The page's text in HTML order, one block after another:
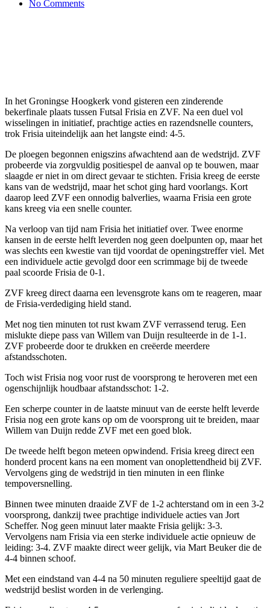
No Comments
In het Groningse Hoogkerk vond gisteren een zinderende
bekerfinale plaats tussen Futsal Frisia en ZVF. Na een duel vol
wisselingen in initiatief, prachtige acties en razendsnelle counters,
trok Frisia uiteindelijk aan het langste eind: 4-5.
De ploegen begonnen enigszins afwachtend aan de wedstrijd. ZVF
probeerde via zorgvuldig positiespel de aanval op te bouwen, maar
slaagde er niet in om direct gevaar te stichten. Frisia kreeg de eerste
kans van de wedstrijd, maar het schot ging hard voorlangs. Kort
daarop leed ZVF een onnodig balverlies, waarna Frisia een grote
kans kreeg via een snelle counter.
Na verloop van tijd nam Frisia het initiatief over. Twee enorme
kansen in de eerste helft leverden nog geen doelpunten op, maar het
was slechts een kwestie van tijd voordat de openingstreffer viel. Met
een individuele actie gevolgd door een scrimmage bij de tweede
paal scoorde Frisia de 0-1.
ZVF kreeg direct daarna een levensgrote kans om te reageren, maar
de Frisia-verdediging hield stand.
Met nog tien minuten tot rust kwam ZVF verrassend terug. Een
mislukte diepe pass van Willem van Duijn resulteerde in de 1-1.
ZVF probeerde door te drukken en creëerde meerdere
afstandsschoten.
Toch wist Frisia nog voor rust de voorsprong te heroveren met een
ogenschijnlijk houdbaar afstandsschot: 1-2.
Een scherpe counter in de laatste minuut van de eerste helft leverde
Frisia nog een grote kans op om de voorsprong uit te breiden, maar
Willem van Duijn redde ZVF met een goed blok.
De tweede helft begon meteen opwindend. Frisia kreeg direct een
honderd procent kans na een moment van onoplettendheid bij ZVF.
Vervolgens ging de wedstrijd in tien minuten in een flinke
tempoversnelling.
Binnen twee minuten draaide ZVF de 1-2 achterstand om in een 3-2
voorsprong, dankzij twee prachtige individuele acties van Jort
Scheffer. Nog geen minuut later maakte Frisia gelijk: 3-3.
Vervolgens nam Frisia via een sterke individuele actie opnieuw de
leiding: 3-4. ZVF maakte direct weer gelijk, via Mart Beuker die de
4-4 binnen schoof.
Met een eindstand van 4-4 na 50 minuten reguliere speeltijd gaat de
wedstrijd beslist worden in de verlenging.